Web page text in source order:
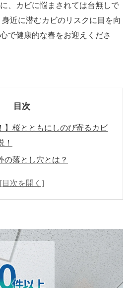
、カビに悩まされては台無しで
近に潜むカビのリスクに目を向
で健康的な春をお迎えくださ
目次
】桜とともにしのび寄るカビ
の落とし穴とは？
う
る？ カビ発生時の対処法
ってくるトラブルを防ぐため